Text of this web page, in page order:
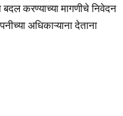
बदल करण्याच्या मागणीचे निवेदन
अधिकाऱ्याना देताना